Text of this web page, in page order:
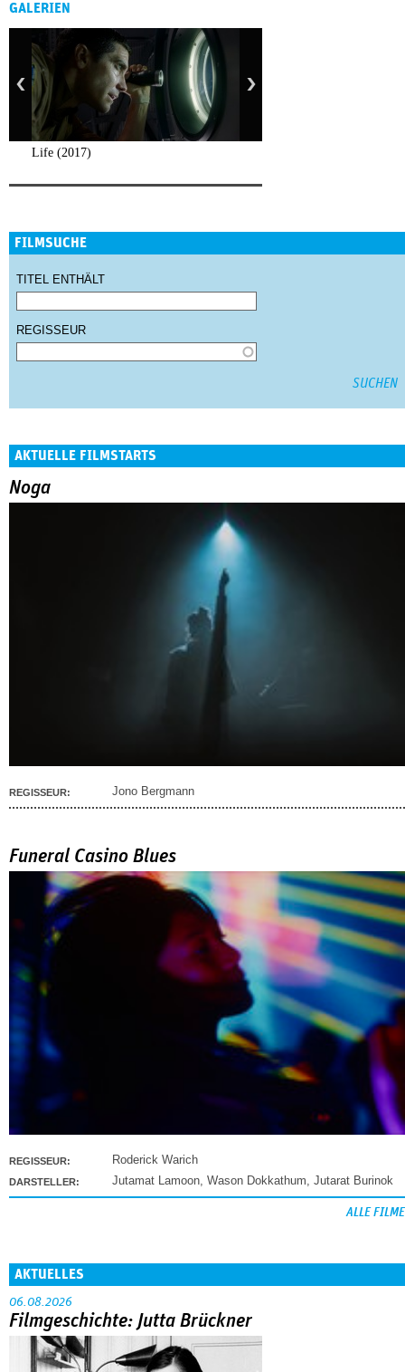
GALERIEN
Life (2017)
FILMSUCHE
TITEL ENTHÄLT
REGISSEUR
AKTUELLE FILMSTARTS
Noga
REGISSEUR: Jono Bergmann
Funeral Casino Blues
REGISSEUR: Roderick Warich
DARSTELLER: Jutamat Lamoon, Wason Dokkathum, Jutarat Burinok
ALLE FILME
AKTUELLES
06.08.2026
Filmgeschichte: Jutta Brückner